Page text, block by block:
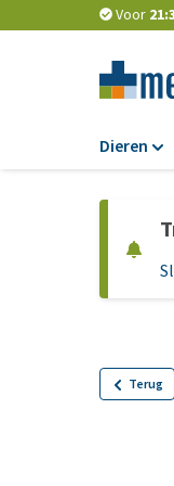
Voor
Dieren
Terug